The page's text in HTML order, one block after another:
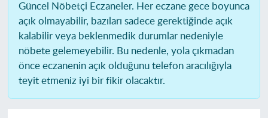
Güncel Nöbetçi Eczaneler. Her eczane gece boyunca
açık olmayabilir, bazıları sadece gerektiğinde açık
kalabilir veya beklenmedik durumlar nedeniyle
nöbete gelemeyebilir. Bu nedenle, yola çıkmadan
önce eczanenin açık olduğunu telefon aracılığıyla
teyit etmeniz iyi bir fikir olacaktır.